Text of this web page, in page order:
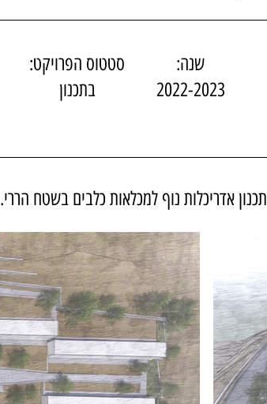
סטטוס הפרויקט:
בתכנון
שנה:
2022-2023
תכנון אדריכלות נוף למכלאות כלבים בשטח הררי.